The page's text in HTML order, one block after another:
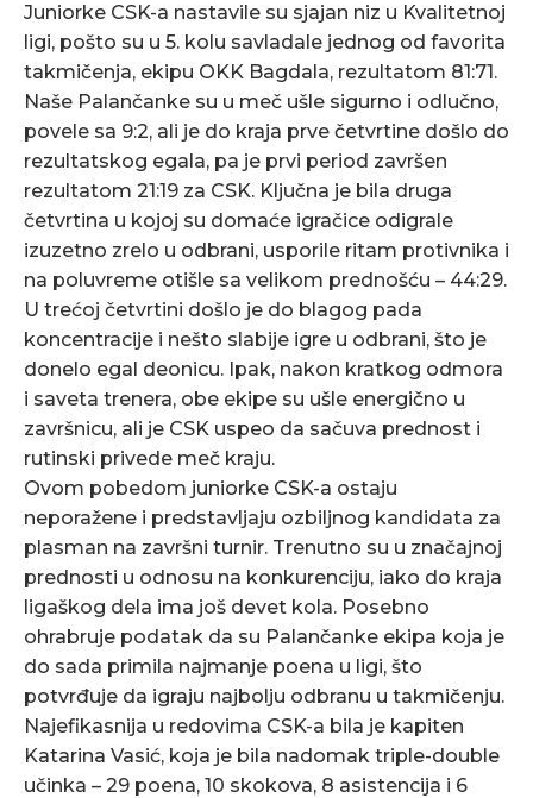
Juniorke CSK-a nastavile su sjajan niz u Kvalitetnoj
ligi, pošto su u 5. kolu savladale jednog od favorita
takmičenja, ekipu OKK Bagdala, rezultatom 81:71.
Naše Palančanke su u meč ušle sigurno i odlučno,
povele sa 9:2, ali je do kraja prve četvrtine došlo do
rezultatskog egala, pa je prvi period završen
rezultatom 21:19 za CSK. Ključna je bila druga
četvrtina u kojoj su domaće igračice odigrale
izuzetno zrelo u odbrani, usporile ritam protivnika i
na poluvreme otišle sa velikom prednošću – 44:29.
U trećoj četvrtini došlo je do blagog pada
koncentracije i nešto slabije igre u odbrani, što je
donelo egal deonicu. Ipak, nakon kratkog odmora
i saveta trenera, obe ekipe su ušle energično u
završnicu, ali je CSK uspeo da sačuva prednost i
rutinski privede meč kraju.
Ovom pobedom juniorke CSK-a ostaju
neporažene i predstavljaju ozbiljnog kandidata za
plasman na završni turnir. Trenutno su u značajnoj
prednosti u odnosu na konkurenciju, iako do kraja
ligaškog dela ima još devet kola. Posebno
ohrabruje podatak da su Palančanke ekipa koja je
do sada primila najmanje poena u ligi, što
potvrđuje da igraju najbolju odbranu u takmičenju.
Najefikasnija u redovima CSK-a bila je kapiten
Katarina Vasić, koja je bila nadomak triple-double
učinka – 29 poena, 10 skokova, 8 asistencija i 6